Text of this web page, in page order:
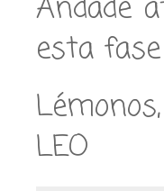
Andade
esta
Lémonos,
LEO